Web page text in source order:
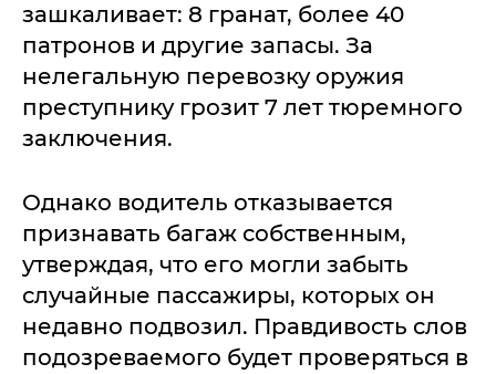
зашкаливает: 8 гранат, более 40
патронов и другие запасы. За
нелегальную перевозку оружия
преступнику грозит 7 лет тюремного
заключения.
Однако водитель отказывается
признавать багаж собственным,
утверждая, что его могли забыть
случайные пассажиры, которых он
недавно подвозил. Правдивость слов
подозреваемого будет проверяться в